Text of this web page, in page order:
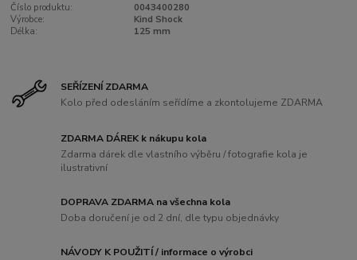
Číslo produktu:
0043400280
Výrobce:
Kind Shock
Délka:
125 mm
SEŘÍZENÍ ZDARMA
Kolo před odesláním seřídíme a zkontolujeme ZDARMA
ZDARMA DÁREK k nákupu kola
Zdarma dárek dle vlastního výběru / fotografie kola je
ilustrativní
DOPRAVA ZDARMA na všechna kola
Doba doručení je od 2 dní, dle typu objednávky
NÁVODY K POUŽITÍ / informace o výrobci